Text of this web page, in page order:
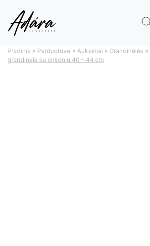
Pradinis » Parduotuve » Auksiniai » Grandinėlės »
grandinėlė su cirkoniu 40 – 44 cm